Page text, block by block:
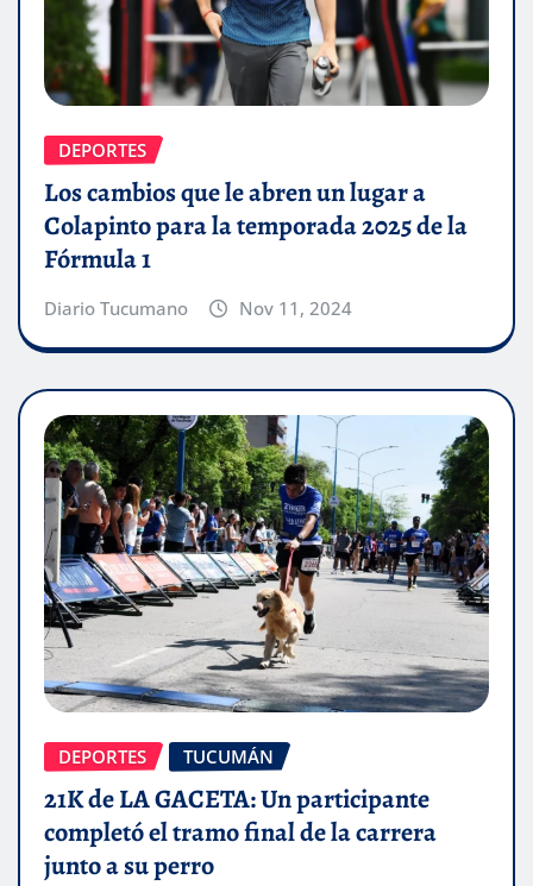
DEPORTES
Los cambios que le abren un lugar a
Colapinto para la temporada 2025 de la
Fórmula 1
Diario Tucumano Nov 11, 2024
DEPORTES TUCUMÁN
21K de LA GACETA: Un participante
completó el tramo final de la carrera
junto a su perro